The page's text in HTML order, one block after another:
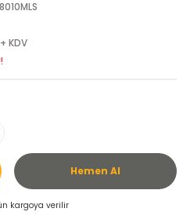
KDV
Hemen Al
kargoya verilir